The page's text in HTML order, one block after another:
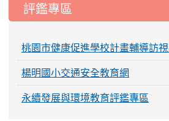
評鑑專區
桃園市健康促進學校計畫輔導訪
楊明國小交通安全教育網
永續發展與環境教育評鑑專區